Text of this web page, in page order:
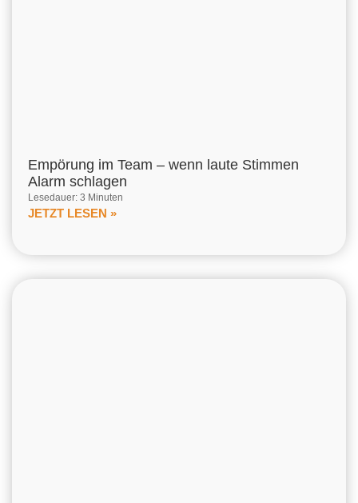
Empörung im Team – wenn laute Stimmen
Alarm schlagen
Lesedauer: 3 Minuten
JETZT LESEN »